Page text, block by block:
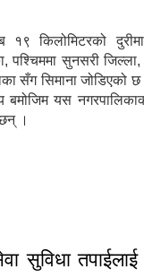
१९ किलोमिटरको
पश्चिममा सुनसरी जिल्ला,
सँग सिमाना जोडिएको
यस
।
सुविधा